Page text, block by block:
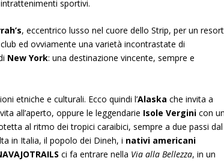
sportivi.
, eccentrico lusso nel cuore dello Strip, per un resort
ed ovviamente una varietà incontrastate di
New York: una destinazione vincente, sempre e
etniche e culturali. Ecco quindi l’Alaska che invita a
all’aperto, oppure le leggendarie Isole Vergini con
al ritmo dei tropici caraibici, sempre a due passi dal
in Italia, il popolo dei Dineh, i nativi americani
ci fa entrare nella Via alla Bellezza, in un